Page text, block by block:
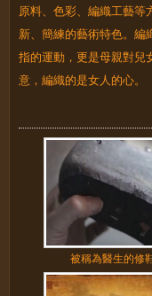
原料、色彩、編織工藝等
新、簡練的藝術特色。編
指的運動，更是母親對兒
意，編織的是女人的心。
被稱為醫生的修